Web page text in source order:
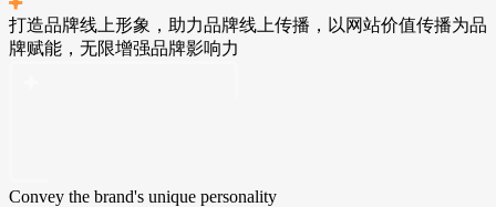
打造品牌线上形象，助力品牌线上传播，以网站价值传播为品
牌赋能，无限增强品牌影响力
Convey the brand's unique personality